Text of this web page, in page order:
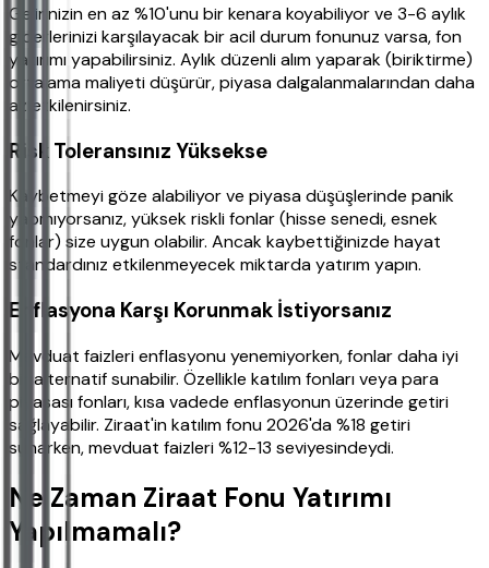
Gelirinizin en az %10'unu bir kenara koyabiliyor ve 3-6 aylık
giderlerinizi karşılayacak bir acil durum fonunuz varsa, fon
yatırımı yapabilirsiniz. Aylık düzenli alım yaparak (biriktirme)
ortalama maliyeti düşürür, piyasa dalgalanmalarından daha
az etkilenirsiniz.
Risk Toleransınız Yüksekse
Kaybetmeyi göze alabiliyor ve piyasa düşüşlerinde panik
yapmıyorsanız, yüksek riskli fonlar (hisse senedi, esnek
fonlar) size uygun olabilir. Ancak kaybettiğinizde hayat
standardınız etkilenmeyecek miktarda yatırım yapın.
Enflasyona Karşı Korunmak İstiyorsanız
Mevduat faizleri enflasyonu yenemiyorken, fonlar daha iyi
bir alternatif sunabilir. Özellikle katılım fonları veya para
piyasası fonları, kısa vadede enflasyonun üzerinde getiri
sağlayabilir. Ziraat'in katılım fonu 2026'da %18 getiri
sunarken, mevduat faizleri %12-13 seviyesindeydi.
Ne Zaman Ziraat Fonu Yatırımı
Yapılmamalı?